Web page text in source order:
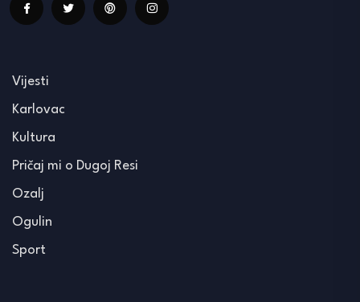
Vijesti
Karlovac
Kultura
Pričaj mi o Dugoj Resi
Ozalj
Ogulin
Sport